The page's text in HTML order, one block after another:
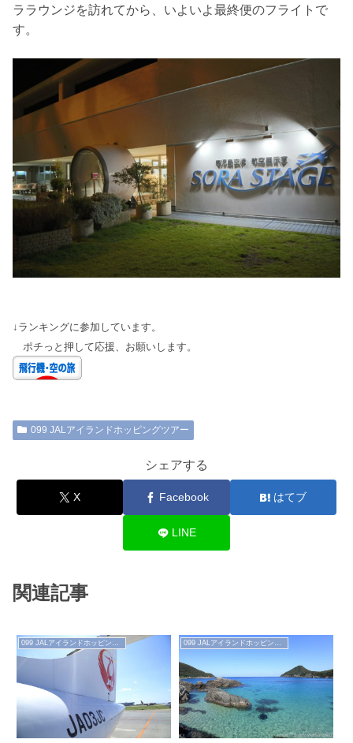
ララウンジを訪れてから、いよいよ最終便のフライトで
す。
↓ランキングに参加しています。
ポチっと押して応援、お願いします。
099 JALアイランドホッピングツアー
シェアする
X Facebook はてブ
LINE
関連記事